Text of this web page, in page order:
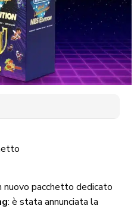
nuovo pacchetto dedicato
: è stata annunciata la